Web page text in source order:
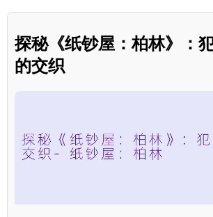
探秘《纸钞屋：柏林》：
的交织